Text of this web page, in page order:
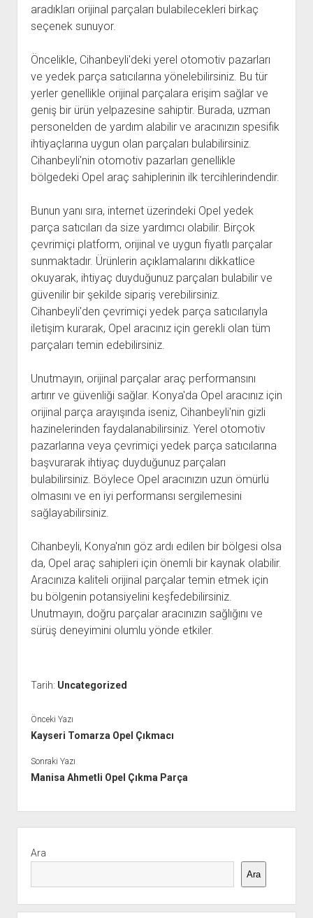
aradıkları orijinal parçaları bulabilecekleri birkaç
seçenek sunuyor.
Öncelikle, Cihanbeyli'deki yerel otomotiv pazarları
ve yedek parça satıcılarına yönelebilirsiniz. Bu tür
yerler genellikle orijinal parçalara erişim sağlar ve
geniş bir ürün yelpazesine sahiptir. Burada, uzman
personelden de yardım alabilir ve aracınızın spesifik
ihtiyaçlarına uygun olan parçaları bulabilirsiniz.
Cihanbeyli'nin otomotiv pazarları genellikle
bölgedeki Opel araç sahiplerinin ilk tercihlerindendir.
Bunun yanı sıra, internet üzerindeki Opel yedek
parça satıcıları da size yardımcı olabilir. Birçok
çevrimiçi platform, orijinal ve uygun fiyatlı parçalar
sunmaktadır. Ürünlerin açıklamalarını dikkatlice
okuyarak, ihtiyaç duyduğunuz parçaları bulabilir ve
güvenilir bir şekilde sipariş verebilirsiniz.
Cihanbeyli'den çevrimiçi yedek parça satıcılarıyla
iletişim kurarak, Opel aracınız için gerekli olan tüm
parçaları temin edebilirsiniz.
Unutmayın, orijinal parçalar araç performansını
artırır ve güvenliği sağlar. Konya'da Opel aracınız için
orijinal parça arayışında iseniz, Cihanbeyli'nin gizli
hazinelerinden faydalanabilirsiniz. Yerel otomotiv
pazarlarına veya çevrimiçi yedek parça satıcılarına
başvurarak ihtiyaç duyduğunuz parçaları
bulabilirsiniz. Böylece Opel aracınızın uzun ömürlü
olmasını ve en iyi performansı sergilemesini
sağlayabilirsiniz.
Cihanbeyli, Konya'nın göz ardı edilen bir bölgesi olsa
da, Opel araç sahipleri için önemli bir kaynak olabilir.
Aracınıza kaliteli orijinal parçalar temin etmek için
bu bölgenin potansiyelini keşfedebilirsiniz.
Unutmayın, doğru parçalar aracınızın sağlığını ve
sürüş deneyimini olumlu yönde etkiler.
Tarih: Uncategorized
Önceki Yazı
Kayseri Tomarza Opel Çıkmacı
Sonraki Yazı
Manisa Ahmetli Opel Çıkma Parça
Menü
Ara
Ara